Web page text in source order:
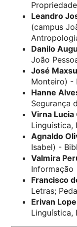
Leandro
(campus
Danilo
João
José
Monteiro) -
Hanne
Segurança
Virna Lucia
Linguística,
Agnaldo
Isabel) -
Valmira
Informação
Francisco
Letras;
Erivan
Linguística,